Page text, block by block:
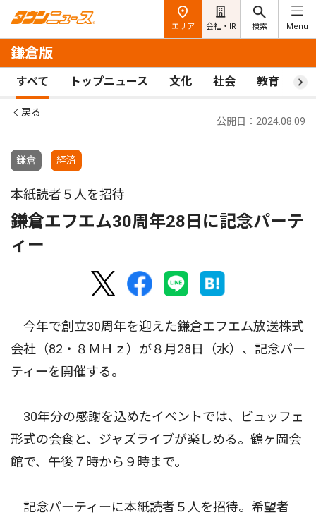
エリア 会社・IR 検索 Menu
鎌倉版
すべて トップニュース 文化 社会 教育 ス
戻る
鎌倉 経済
公開日：2024.08.09
本紙読者５人を招待
鎌倉エフエム30周年28日に記念パーテ
ィー
今年で創立30周年を迎えた鎌倉エフエム放送株式
会社（82・８ＭＨｚ）が８月28日（水）、記念パー
ティーを開催する。
30年分の感謝を込めたイベントでは、ビュッフェ
形式の会食と、ジャズライブが楽しめる。鶴ヶ岡会
館で、午後７時から９時まで。
記念パーティーに本紙読者５人を招待。希望者